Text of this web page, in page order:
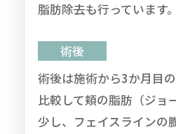
脂肪除去も行っています。
術後
術後は施術から3か月目
比較して頬の脂肪（ジョ
少し、フェイスラインの